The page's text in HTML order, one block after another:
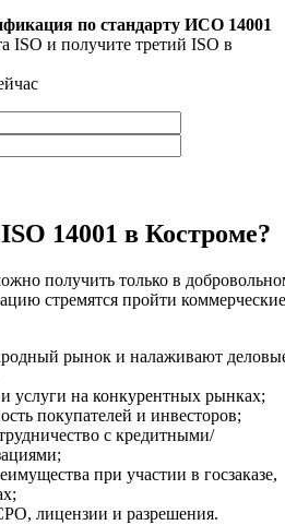
по стандарту ИСО 14001
ISO и получите третий ISO в
14001 в Костроме?
получить только в
стремятся пройти коммерческие
рынок и налаживают
услуги на конкурентных рынках;
покупателей и инвесторов;
с кредитными/
при участии в госзаказе,
лицензии и разрешения.